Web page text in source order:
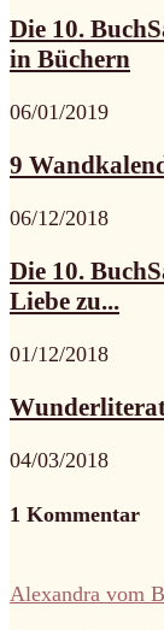
Die 10.
in Büchern
06/01/2019
9
06/12/2018
Die 10.
Liebe zu...
01/12/2018
04/03/2018
1 Kommentar
Alexandra vom